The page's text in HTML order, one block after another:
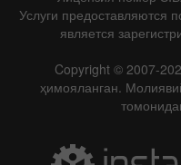
Услуги предоставляются
является
Copyright © 2007-
ҳимояланган.